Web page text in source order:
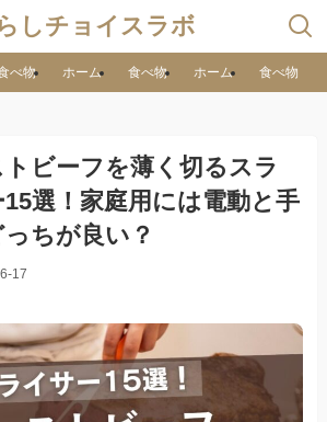
しチョイスラボ
べ物 ホーム 食べ物 ホーム 食べ物
トビーフを薄く切るスラ
選！家庭用には電動と手
ちが良い？
17